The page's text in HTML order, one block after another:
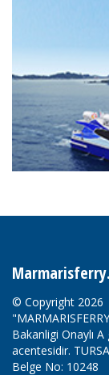
© Copyright 2026
Bakanligi Onaylı
acentesidir.
Belge No: 10248